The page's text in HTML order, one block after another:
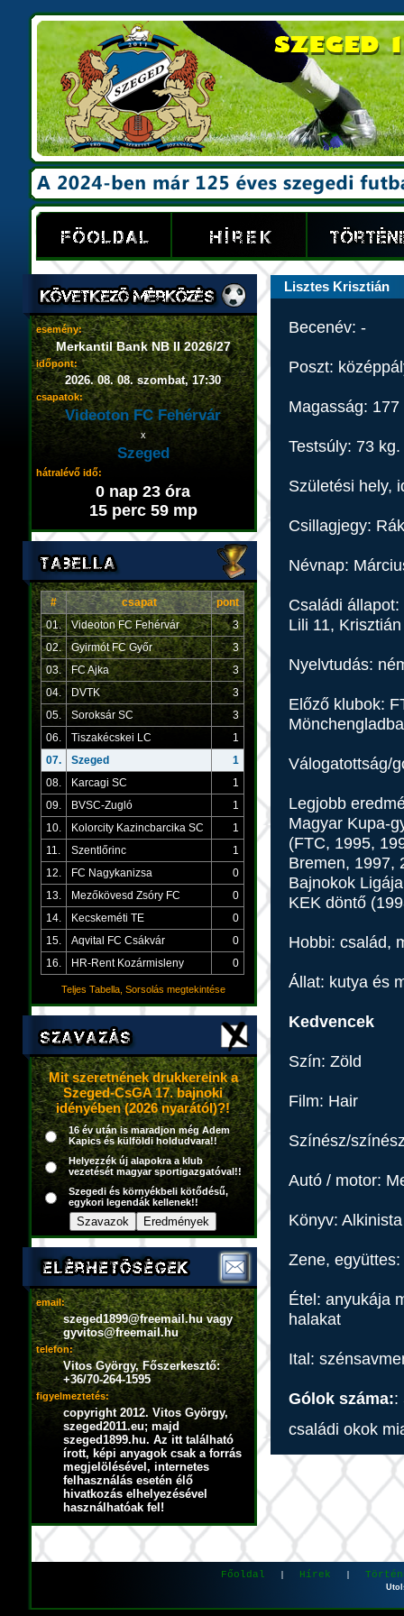
esemény:
Merkantil Bank NB II 2026/27
időpont:
2026. 08. 08. szombat, 17:30
csapatok:
Videoton FC Fehérvár
x
Szeged
hátralévő idő:
0 nap 23 óra
15 perc 59 mp
# csapat
pont
01.
Videoton FC Fehérvár
3
02.
Gyirmót FC Győr
3
03.
FC Ajka
3
04.
DVTK
3
05.
Soroksár SC
3
06.
Tiszakécskei LC
1
07.
Szeged
1
08.
Karcagi SC
1
09.
BVSC-Zugló
1
10.
Kolorcity Kazincbarcika SC
1
11.
Szentlőrinc
1
12.
FC Nagykanizsa
0
13.
Mezőkövesd Zsóry FC
0
14.
Kecskeméti TE
0
15.
Aqvital FC Csákvár
0
16.
HR-Rent Kozármisleny 0
Teljes Tabella, Sorsolás megtekintése
Mit szeretnének drukkereink a
Szeged-CsGA 17. bajnoki
idényében (2026 nyarától)?!
16 év után is maradjon még Adem
Kapics és külföldi holdudvara!!
Helyezzék új alapokra a klub
vezetését magyar sportigazgatóval!!
Szegedi és környékbeli kötődésű,
egykori legendák kellenek!!
email:
szeged1899@freemail.hu vagy
gyvitos@freemail.hu
telefon:
Vitos György, Főszerkesztő:
+36/70-264-1595
figyelmeztetés:
copyright 2012. Vitos György,
szeged2011.eu; majd
szeged1899.hu. Az itt található
írott, képi anyagok csak a forrás
megjelölésével, internetes
felhasználás esetén élő
hivatkozás elhelyezésével
használhatóak fel!
Lisztes Krisztián
Becenév: -
Poszt:
Magasság: 177
Testsúly: 73 kg.
Születési hely,
Csillagjegy: Rák
Névnap:
Családi
Lili 11,
Nyelvtudás:
Előző klubok:
Válogatottság/
Legjobb
Magyar Kupa-
(FTC, 1995,
Bremen, 1997,
Bajnokok
KEK döntő
Hobbi: család,
Állat: kutya és
Kedvencek
Szín: Zöld
Film: Hair
Színész/
Autó / motor:
Könyv: Alkinista
Zene,
Étel: anyukája
halakat
Ital:
Gólok száma::
családi okok
Főoldal Hírek